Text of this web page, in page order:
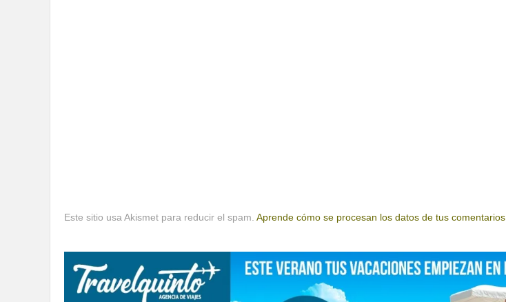
Este sitio usa Akismet para reducir el spam. Aprende cómo se procesan los datos de tus comentarios.